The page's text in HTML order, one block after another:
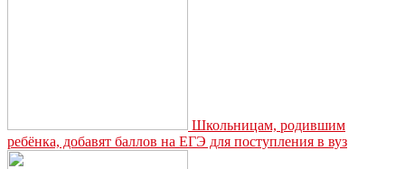
Школьницам, родившим
ребёнка, добавят баллов на ЕГЭ для поступления в вуз